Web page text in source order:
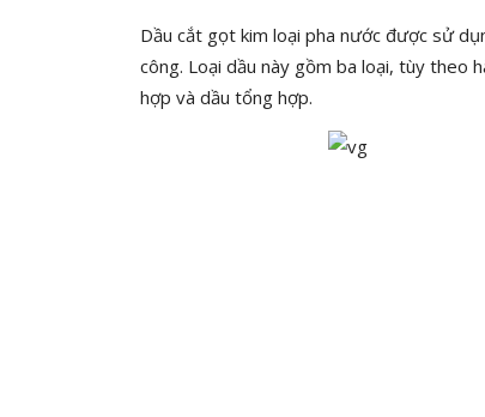
Dầu cắt gọt kim loại pha nước được sử
công. Loại dầu này gồm ba loại, tùy theo
hợp và dầu tổng hợp.